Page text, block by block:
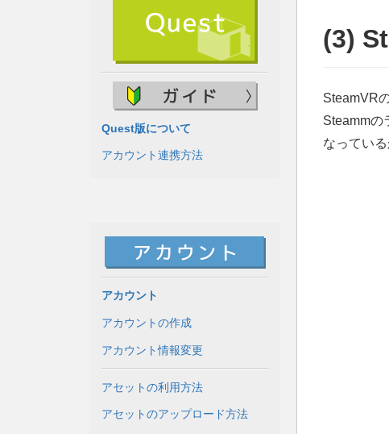
Quest版について
アカウント連携方法
アカウント
アカウントの作成
アカウント情報変更
アセットの利用方法
アセットのアップロード方法
(3)
SteamVR
Steammの
なってい